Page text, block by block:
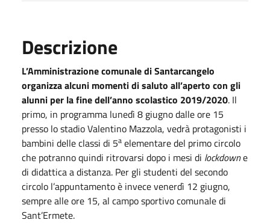
Descrizione
L’Amministrazione comunale di Santarcangelo
organizza alcuni momenti di saluto all’aperto con gli
alunni per la fine dell’anno scolastico 2019/2020. Il
primo, in programma lunedì 8 giugno dalle ore 15
presso lo stadio Valentino Mazzola, vedrà protagonisti i
bambini delle classi di 5a elementare del primo circolo
che potranno quindi ritrovarsi dopo i mesi di lockdowne
di didattica a distanza. Per gli studenti del secondo
circolo l’appuntamento è invece venerdì 12 giugno,
sempre alle ore 15, al campo sportivo comunale di
Sant’Ermete.